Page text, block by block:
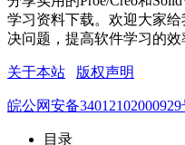
学习资料下载。欢迎大家
决问题，提高软件学习的效
关于本站 版权声明
皖公网安备34012102000929
目录